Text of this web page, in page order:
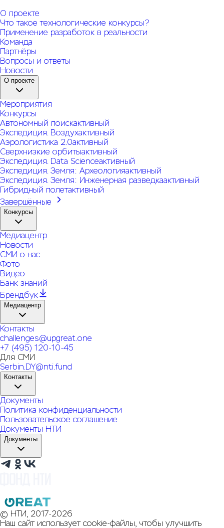
О проекте
Что такое технологические конкурсы?
Применение разработок в реальности
Команда
Партнёры
Вопросы и ответы
Новости
О проекте
Мероприятия
Конкурсы
Автономный поискактивный
Экспедиция. Воздухактивный
Аэрологистика 2.0активный
Сверхнизкие орбитыактивный
Экспедиция. Data Scienceактивный
Экспедиция. Земля: Археологияактивный
Экспедиция. Земля: Инженерная разведкаактивный
Гибридный полетактивный
Завершённые
Конкурсы
Медиацентр
Новости
СМИ о нас
Фото
Видео
Банк знаний
Брендбук
Медиацентр
Контакты
challenges@upgreat.one
+7 (495) 120-10-45
Для СМИ
Serbin.DY@nti.fund
Контакты
Документы
Политика конфиденциальности
Пользовательское соглашение
Документы НТИ
Документы
© НТИ, 2017-2026
Наш сайт использует cookie-файлы, чтобы улучшить